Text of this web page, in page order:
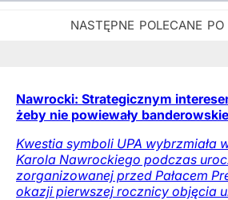
Nawrocki: Strategicznym
żeby nie powiewały
Kwestia symboli UPA wybrzmiała
Karola Nawrockiego podczas
zorganizowanej przed Pałacem
okazji pierwszej rocznicy objęcia